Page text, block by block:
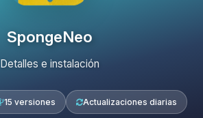
SpongeNeo
Detalles e instalación
15 versiones Actualizaciones diarias